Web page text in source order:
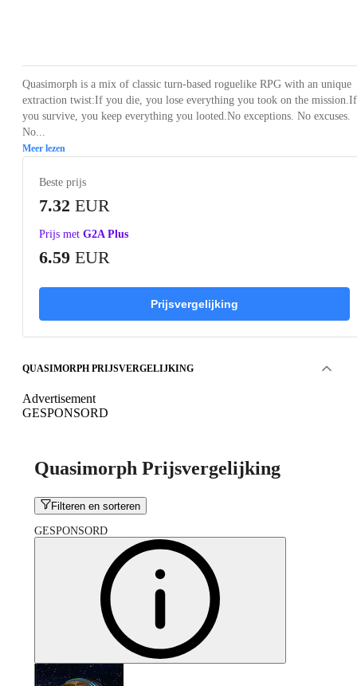
Quasimorph is a mix of classic turn-based roguelike RPG with an unique
extraction twist:If you die, you lose everything you took on the mission.If
you survive, you keep everything you looted.No exceptions. No excuses.
No...
Meer lezen
Beste prijs
7.32 EUR
Prijs met G2A Plus
6.59 EUR
Prijsvergelijking
QUASIMORPH PRIJSVERGELIJKING
Advertisement
GESPONSORD
Quasimorph Prijsvergelijking
Filteren en sorteren
GESPONSORD